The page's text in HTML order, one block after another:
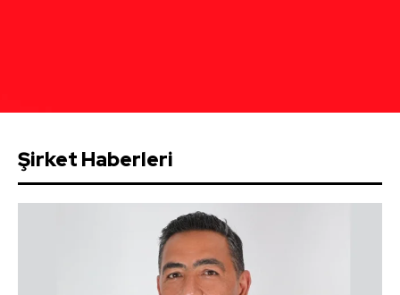
Şirket Haberleri